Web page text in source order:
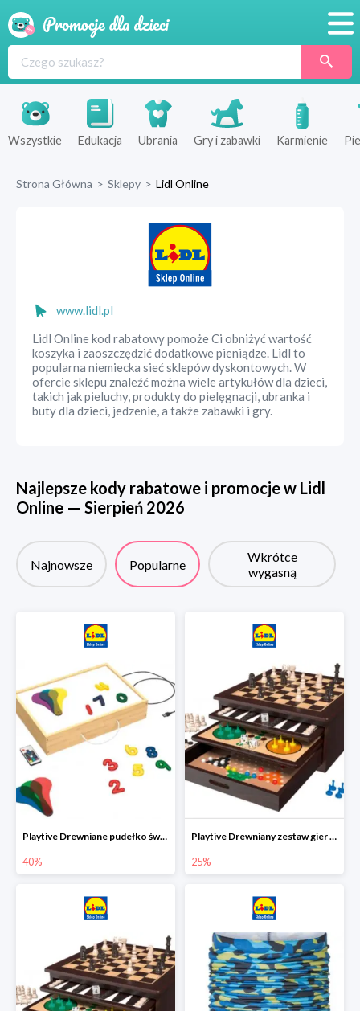
Produkty
Sklepy
Wszystkie Edukacja Ubrania Gry i zabawki Karmienie
Strona Główna > Sklepy > Lidl Online
www.lidl.pl
Lidl Online kod rabatowy pomoże Ci obniżyć wartość
koszyka i zaoszczędzić dodatkowe pieniądze. Lidl to
popularna niemiecka sieć sklepów dyskontowych. W
ofercie sklepu znaleźć można wiele artykułów dla dzieci,
takich jak pieluchy, produkty do pielęgnacji, ubranka i
buty dla dzieci, jedzenie, a także zabawki i gry.
Najlepsze kody rabatowe i promocje w Lidl
Online — Sierpień 2026
Najnowsze Popularne
Wkrótce
wygasną
Playtive Drewniane pudełko świetlne MONTESSORI
40%
Playtive Drewniany zestaw gier 10 w 1
25%